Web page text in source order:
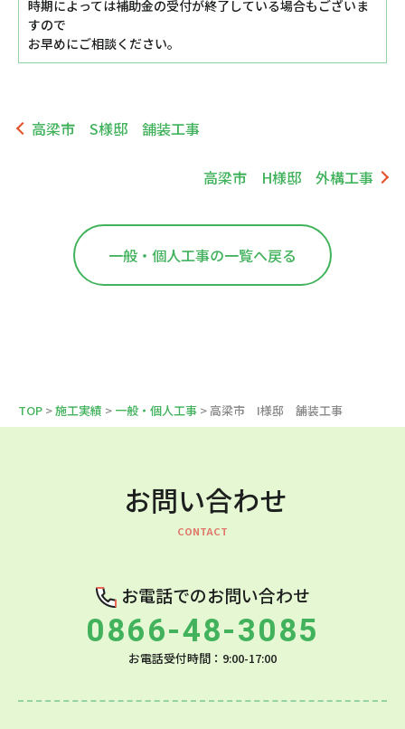
時期によっては補助金の受付が終了している場合もございま
すので
お早めにご相談ください。
高梁市 S様邸 舗装工事
高梁市 H様邸 外構工事
一般・個人工事の一覧へ戻る
TOP >施工実績 > 一般・個人工事 > 高梁市 I様邸 舗装工事
お問い合わせ
お電話でのお問い合わせ
0866-48-3085
お電話受付時間：9:00-17:00